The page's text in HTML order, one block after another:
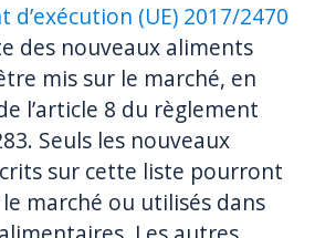
d’exécution (UE) 2017/2470
des nouveaux aliments
mis sur le marché, en
l’article 8 du règlement
Seuls les nouveaux
sur cette liste pourront
marché ou utilisés dans